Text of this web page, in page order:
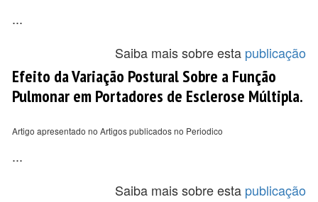
...
Saiba mais sobre esta publicação
Efeito da Variação Postural Sobre a Função
Pulmonar em Portadores de Esclerose Múltipla.
Artigo apresentado no Artigos publicados no Periodico
...
Saiba mais sobre esta publicação